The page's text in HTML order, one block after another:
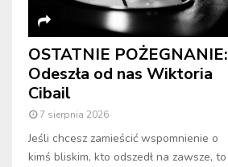
OSTATNIE POŻEGNANIE:
Odeszła od nas Wiktoria
Cibail
7 sierpnia 2026
Jeśli chcesz zamieścić wspomnienie o
kimś bliskim, kto odszedł na zawsze, to